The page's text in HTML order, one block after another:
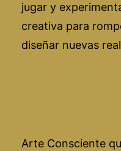
jugar y
creativa para
diseñar nuevas
Arte Consciente